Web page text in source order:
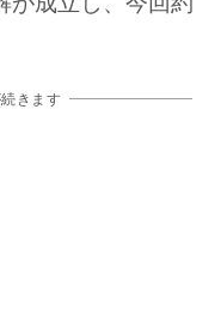
きます